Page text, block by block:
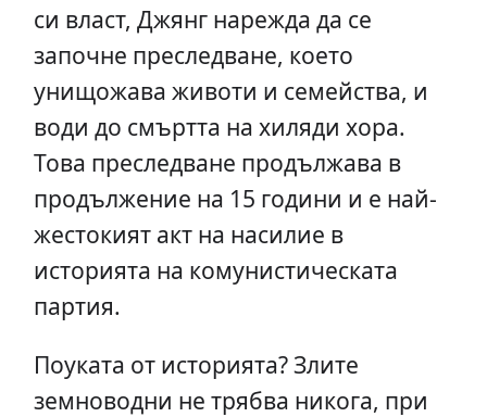
си власт, Джянг нарежда да се
започне преследване, което
унищожава животи и семейства, и
води до смъртта на хиляди хора.
Това преследване продължава в
продължение на 15 години и е най-
жестокият акт на насилие в
историята на комунистическата
партия.
Поуката от историята? Злите
земноводни не трябва никога, при